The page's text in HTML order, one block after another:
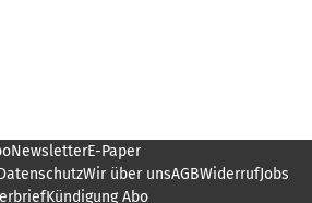
NewsletterE-Paper
Wir über unsAGBWiderrufJobs
Kündigung Abo